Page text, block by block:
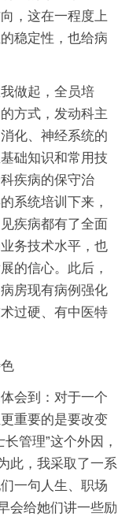
，这在一程度上
稳定性，也给病
做起，全员培
方式，发动科主
化、神经系统的
础知识和常用技
疾病的保守治
系统培训下来，
疾病都有了全面
务技术水平，也
的信心。此后，
房现有病例强化
过硬、有中医特
会到：对于一个
重要的是要改变
管理”这个外因，
此，我采取了一系
一句人生、职场
会给她们讲一些励